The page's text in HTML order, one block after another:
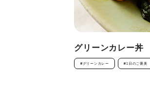
グリーンカレー丼
#グリーンカレー #1日のご褒美